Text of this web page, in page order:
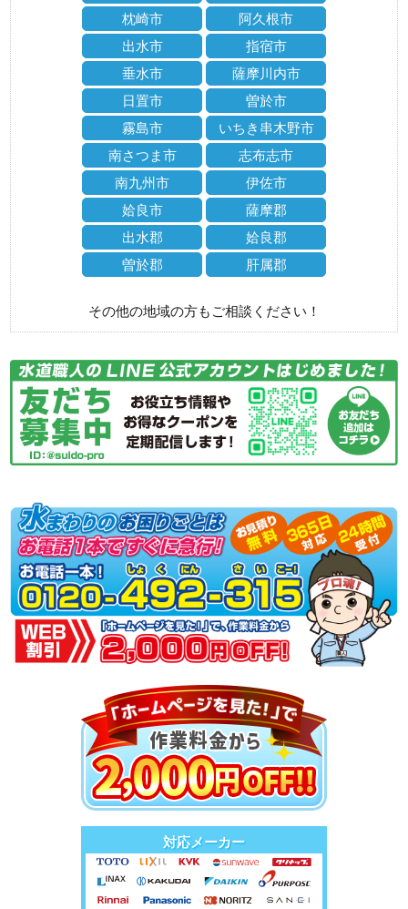
枕崎市
阿久根市
出水市
指宿市
垂水市
薩摩川内市
日置市
曽於市
霧島市
いちき串木野市
南さつま市
志布志市
南九州市
伊佐市
姶良市
薩摩郡
出水郡
姶良郡
曽於郡
肝属郡
その他の地域の方もご相談ください！
対応メーカー